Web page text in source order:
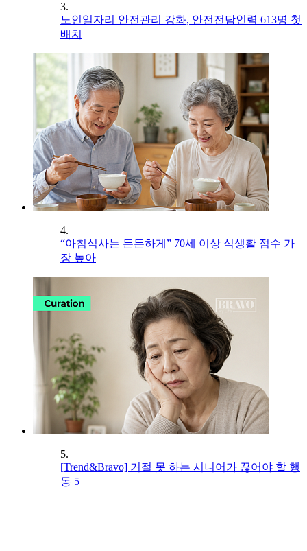
3.
노인일자리 안전관리 강화, 안전전담인력 613명 첫
배치
4.
“아침식사는 든든하게” 70세 이상 식생활 점수 가
장 높아
5.
[Trend&Bravo] 거절 못 하는 시니어가 끊어야 할 행
동 5